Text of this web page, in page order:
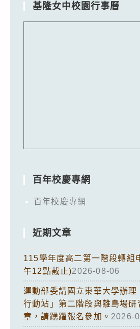
基隆女中校園行事曆
百年校慶專網
百年校慶專網
近期文章
115學年度高二第一階段轉組
午12點截止)2026-08-06
運動部委請國立東華大學辦理
行動站」第二階段與離島場研
章，請踴躍報名參加。 2026-